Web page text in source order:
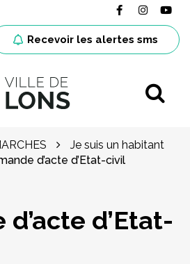
Lien vers le
Lien
Recevoir les alertes sms
de la ville de Lons (64)
Je suis un habitant
d’acte d’Etat-civil
d’Etat-